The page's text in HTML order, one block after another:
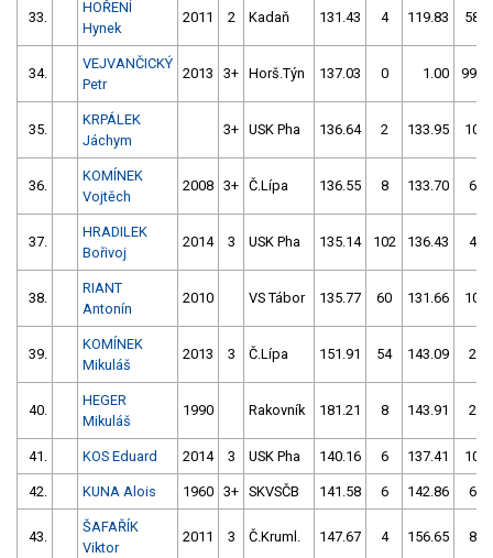
33.
HOŘENÍ
Hynek
2011 2 Kadaň 131.43 4 119.83 58
34.
VEJVANČICKÝ
Petr
2013 3+ Horš.Týn 137.03 0 1.00 999
35.
KRPÁLEK
Jáchym
3+ USK Pha 136.64 2 133.95 10
36.
KOMÍNEK
Vojtěch
2008 3+ Č.Lípa 136.55 8 133.70 6
37.
HRADILEK
Bořivoj
2014 3 USK Pha 135.14 102 136.43 4
38.
RIANT
Antonín
2010 VS Tábor 135.77 60 131.66 10
39.
KOMÍNEK
Mikuláš
2013 3 Č.Lípa 151.91 54 143.09 2
40.
HEGER
Mikuláš
1990 Rakovník 181.21 8 143.91 2
41. KOS Eduard 2014 3 USK Pha 140.16 6 137.41 10
42. KUNA Alois 1960 3+ SKVSČB 141.58 6 142.86 6
43.
ŠAFAŘÍK
Viktor
2011 3 Č.Kruml. 147.67 4 156.65 8